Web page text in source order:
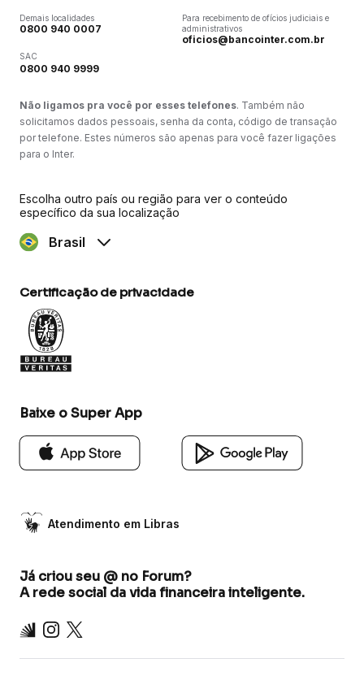
Demais localidades
0800 940 0007
SAC
0800 940 9999
Para recebimento de ofícios judiciais e
administrativos
oficios@bancointer.com.br
Não ligamos pra você por esses telefones. Também não
solicitamos dados pessoais, senha da conta, código de transação
por telefone. Estes números são apenas para você fazer ligações
para o Inter.
Escolha outro país ou região para ver o conteúdo
específico da sua localização
Brasil
Certificação de privacidade
Baixe o Super App
Atendimento em Libras
Já criou seu @ no Forum?
A rede social da vida financeira inteligente.
Inter Instagram
X